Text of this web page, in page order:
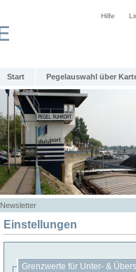
Hilfe
Start Pegelauswahl über
Newsletter
Einstellungen
Grenzwerte für Unter- &